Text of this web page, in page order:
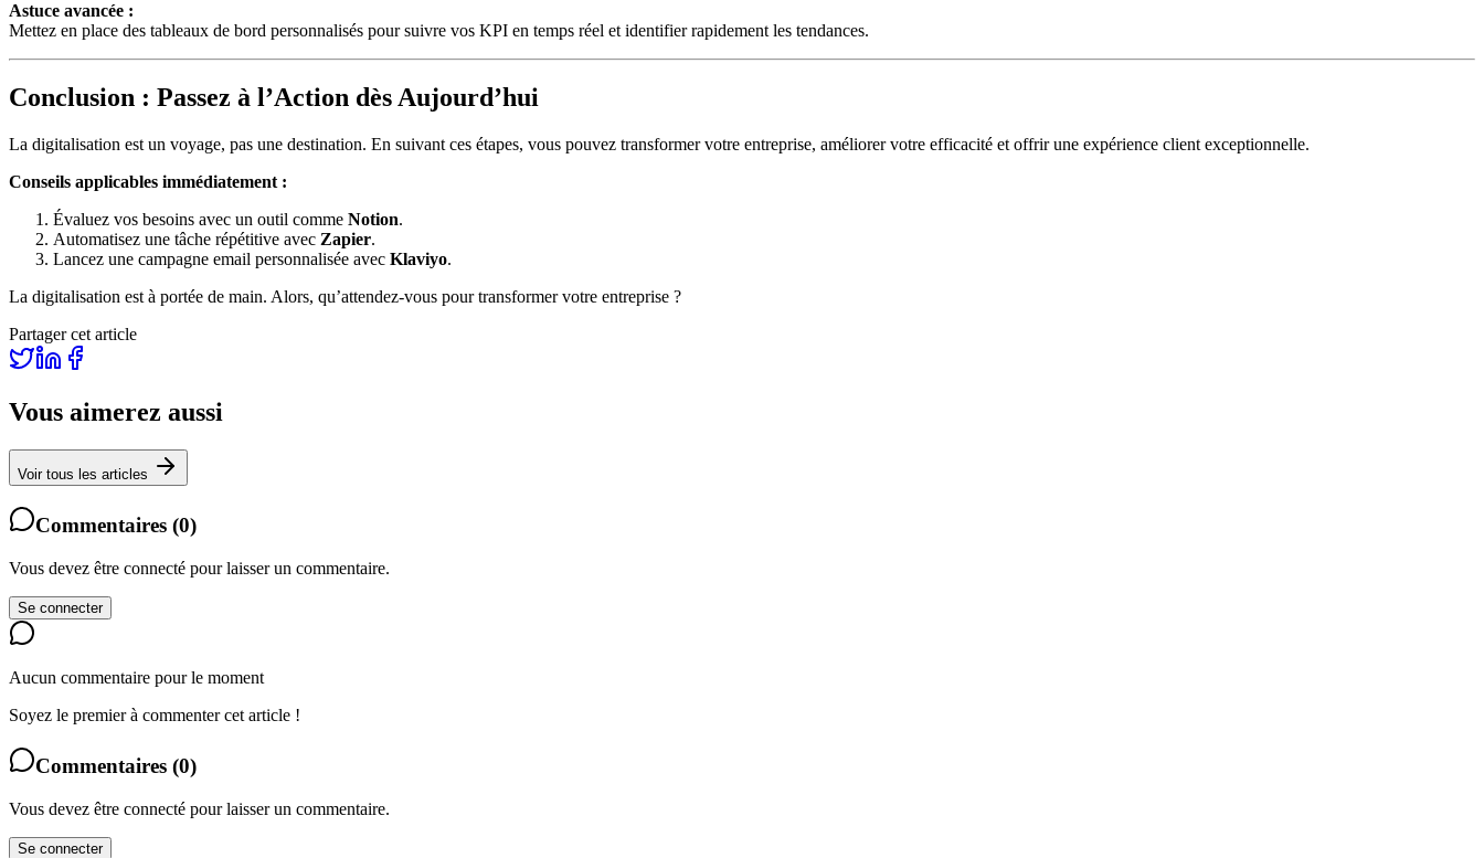
Astuce avancée :
Mettez en place des tableaux de bord personnalisés pour suivre vos KPI en temps réel et identifier rapidement les tendances.
Conclusion : Passez à l’Action dès Aujourd’hui
La digitalisation est un voyage, pas une destination. En suivant ces étapes, vous pouvez transformer votre entreprise, améliorer votre efficacité et offrir une expérience client exceptionnelle.
Conseils applicables immédiatement :
Évaluez vos besoins avec un outil comme Notion.
Automatisez une tâche répétitive avec Zapier.
Lancez une campagne email personnalisée avec Klaviyo.
La digitalisation est à portée de main. Alors, qu’attendez-vous pour transformer votre entreprise ?
Partager cet article
Vous aimerez aussi
Voir tous les articles
Commentaires (0)
Vous devez être connecté pour laisser un commentaire.
Se connecter
Aucun commentaire pour le moment
Soyez le premier à commenter cet article !
Commentaires (0)
Vous devez être connecté pour laisser un commentaire.
Se connecter